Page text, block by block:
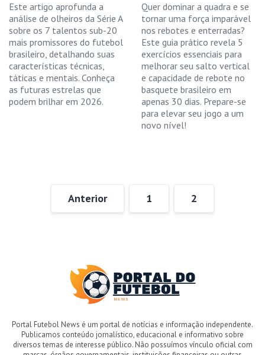
Este artigo aprofunda a
análise de olheiros da Série A
sobre os 7 talentos sub-20
mais promissores do futebol
brasileiro, detalhando suas
características técnicas,
táticas e mentais. Conheça
as futuras estrelas que
podem brilhar em 2026.
Quer dominar a quadra e se
tornar uma força imparável
nos rebotes e enterradas?
Este guia prático revela 5
exercícios essenciais para
melhorar seu salto vertical
e capacidade de rebote no
basquete brasileiro em
apenas 30 dias. Prepare-se
para elevar seu jogo a um
novo nível!
Anterior 1 2
Portal Futebol News é um portal de notícias e informação independente.
Publicamos conteúdo jornalístico, educacional e informativo sobre
diversos temas de interesse público. Não possuímos vínculo oficial com